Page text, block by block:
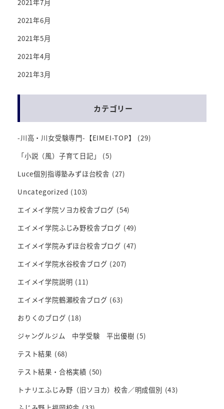
2021年7月
2021年6月
2021年5月
2021年4月
2021年3月
カテゴリー
-川高・川女受験専門-【EIMEI-TOP】
(29)
「小説（風）子育て日記」
(5)
Luce個別指導塾みずほ台校舎 (27)
Uncategorized (103)
エイメイ学院ソヨカ校舎ブログ (54)
エイメイ学院ふじみ野校舎ブログ (49)
エイメイ学院みずほ台校舎ブログ (47)
エイメイ学院水谷校舎ブログ (207)
エイメイ学院説明 (11)
エイメイ学院鶴瀬校舎ブログ (63)
おりくのブログ (18)
ジャングルジム 中学受験 平出優樹 (5)
テスト結果 (68)
テスト結果・合格実績 (50)
トナリエふじみ野（旧ソヨカ）校舎／明成個別 (43)